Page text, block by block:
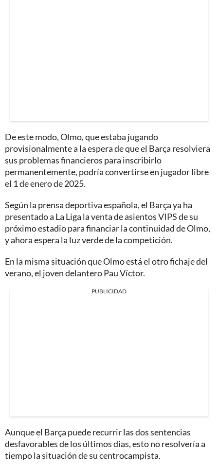
De este modo, Olmo, que estaba jugando
provisionalmente a la espera de que el Barça resolviera
sus problemas financieros para inscribirlo
permanentemente, podría convertirse en jugador libre
el 1 de enero de 2025.
Según la prensa deportiva española, el Barça ya ha
presentado a La Liga la venta de asientos VIPS de su
próximo estadio para financiar la continuidad de Olmo,
y ahora espera la luz verde de la competición.
En la misma situación que Olmo está el otro fichaje del
verano, el joven delantero Pau Víctor.
PUBLICIDAD
Aunque el Barça puede recurrir las dos sentencias
desfavorables de los últimos días, esto no resolvería a
tiempo la situación de su centrocampista.